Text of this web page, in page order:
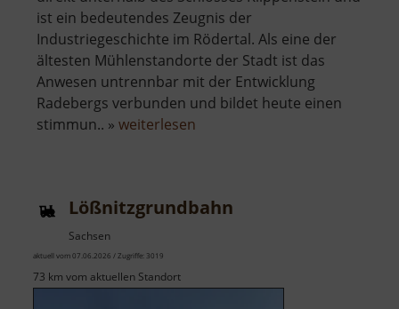
ist ein bedeutendes Zeugnis der
Industriegeschichte im Rödertal. Als eine der
ältesten Mühlenstandorte der Stadt ist das
Anwesen untrennbar mit der Entwicklung
Radebergs verbunden und bildet heute einen
stimmun.. » weiterlesen
Lößnitzgrundbahn
Sachsen
aktuell vom 07.06.2026 / Zugriffe: 3019
73 km vom aktuellen Standort